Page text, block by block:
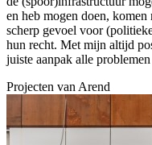
en heb mogen doen,
scherp gevoel voor
hun recht. Met mijn altijd
juiste aanpak alle
Projecten van Arend